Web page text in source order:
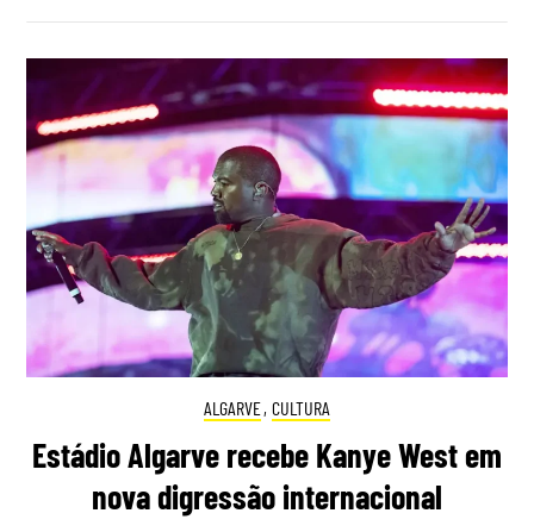
ALGARVE, CULTURA
Estádio Algarve recebe Kanye West em
nova digressão internacional